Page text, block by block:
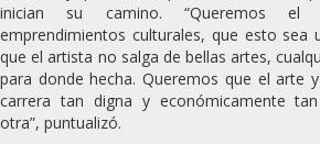
inician su camino. “Queremos el
emprendimientos culturales, que esto sea
que el artista no salga de bellas artes,
para donde hecha. Queremos que el arte
carrera tan digna y económicamente
otra”, puntualizó.